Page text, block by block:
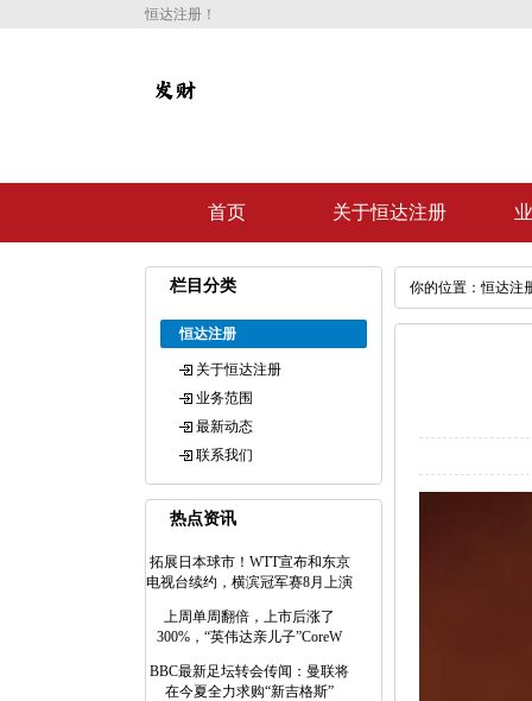
恒达注册！
首页 关于恒达注册
栏目分类
恒达注册
关于恒达注册
业务范围
最新动态
联系我们
热点资讯
拓展日本球市！WTT宣布和东京
电视台续约，横滨冠军赛8月上演
上周单周翻倍，上市后涨了
300%，“英伟达亲儿子”CoreW
BBC最新足坛转会传闻：曼联将
在今夏全力求购“新吉格斯”
你的位置：恒达注